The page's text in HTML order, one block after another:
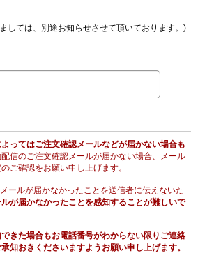
しては、別途お知らせさせて頂いております。)
ってはご注文確認メールなどが届かない場合も
信のご注文確認メールが届かない場合、メール
ご確認をお願い申し上げます。
ールが届かなかったことを送信者に伝えないた
が届かなかったことを感知することが難しいで
きた場合もお電話番号がわからない限りご連絡
知おきくださいますようお願い申し上げます。